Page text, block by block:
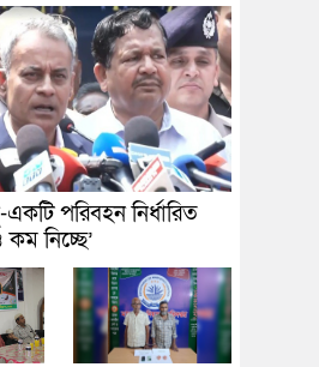
একটি পরিবহন নির্ধারিত
নিচ্ছে’